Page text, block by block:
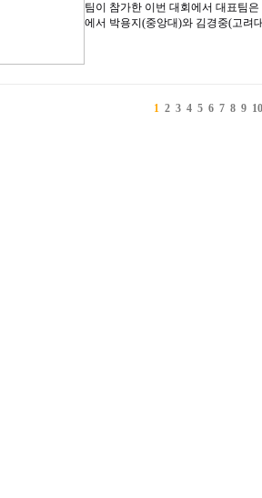
팀이 참가한 이번 대회에서 대표팀
에서 박용지(중앙대)와 김경중(고려
1 2 3 4 5 6 7 8 9 10